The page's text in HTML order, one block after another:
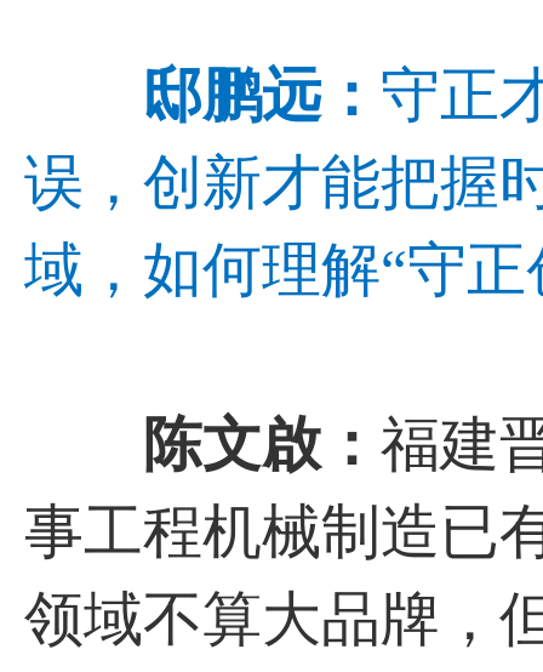
邸鹏远： 守正
误，创新才能把握
域，如何理解“守
陈文啟： 福建
事工程机械制造已
领域不算大品牌，